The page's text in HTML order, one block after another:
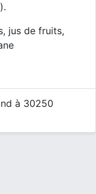
jus de fruits,
à 30250